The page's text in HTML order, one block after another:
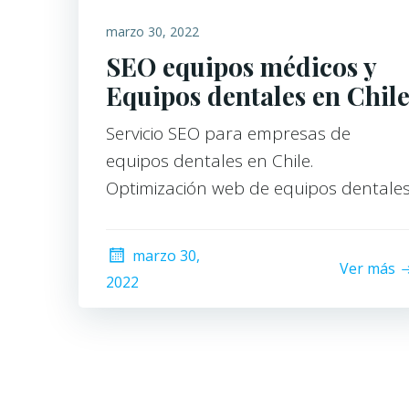
marzo 30, 2022
SEO equipos médicos y
Equipos dentales en Chile
Servicio SEO para empresas de
equipos dentales en Chile.
Optimización web de equipos
marzo 30,
2022
Ver más